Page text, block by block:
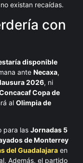
existan recaídas.
con
disponible
ante Necaxa,
2026, ni
Copa de
al Olimpia de
para las Jornadas 5
de Monterrey
del Guadalajara en
Además, el partido